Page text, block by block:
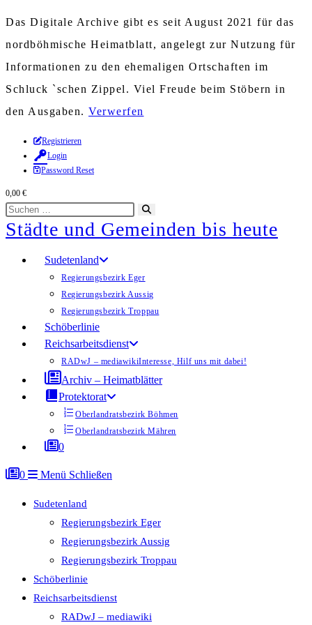
Das Digitale Archive gibt es seit August 2021 für das
nordböhmische Heimatblatt, angelegt zur Nutzung für
Informationen zu den ehemaligen Ortschaften im
Schluck `schen Zippel. Viel Freude beim Stöbern in
den Ausgaben. Verwerfen
Zum
Inhalt
springen
Registrieren
Login
Password Reset
0,00 €
Diese
Website
durchsuchen
starten
Städte und Gemeinden bis heute
Sudetenland
Regierungsbezirk Eger
Regierungsbezirk Aussig
Regierungsbezirk Troppau
Schöberlinie
Reichsarbeitsdienst
RADwJ – mediawikiInteresse, Hilf uns mit dabei!
Archiv – Heimatblätter
Protektorat
Oberlandratsbezirk Böhmen
Oberlandratsbezirk Mähren
0
0 Menü Schließen
Sudetenland
Regierungsbezirk Eger
Regierungsbezirk Aussig
Regierungsbezirk Troppau
Schöberlinie
Reichsarbeitsdienst
RADwJ – mediawiki